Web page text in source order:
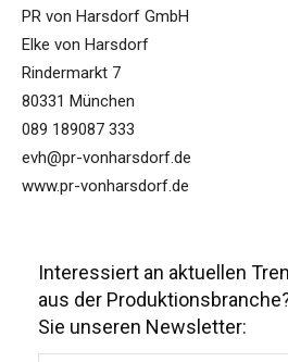
PR von Harsdorf GmbH
Elke von Harsdorf
Rindermarkt 7
80331 München
089 189087 333
evh@pr-vonharsdorf.de
www.pr-vonharsdorf.de
Interessiert an aktuellen
aus der
Sie unseren Newsletter: